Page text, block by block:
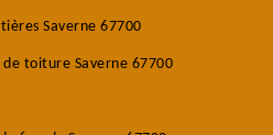
Saverne 67700
toiture Saverne 67700